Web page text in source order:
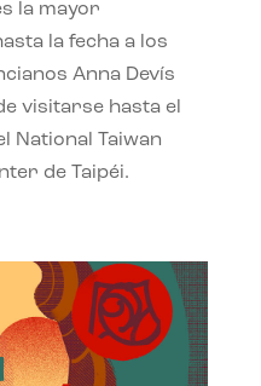
la mayor
la fecha a los
Anna Devís
visitarse hasta el
National Taiwan
de Taipéi.